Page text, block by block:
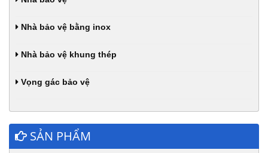
Nhà bảo vệ bằng inox
Nhà bảo vệ khung thép
Vọng gác bảo vệ
SẢN PHẨM